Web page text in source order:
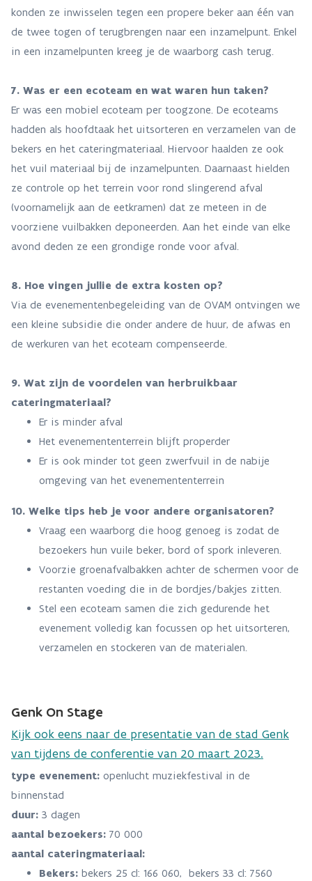
konden ze inwisselen tegen een propere beker aan één van
de twee togen of terugbrengen naar een inzamelpunt. Enkel
in een inzamelpunten kreeg je de waarborg cash terug.
7. Was er een ecoteam en wat waren hun taken?
Er was een mobiel ecoteam per toogzone. De ecoteams
hadden als hoofdtaak het uitsorteren en verzamelen van de
bekers en het cateringmateriaal. Hiervoor haalden ze ook
het vuil materiaal bij de inzamelpunten. Daarnaast hielden
ze controle op het terrein voor rond slingerend afval
(voornamelijk aan de eetkramen) dat ze meteen in de
voorziene vuilbakken deponeerden. Aan het einde van elke
avond deden ze een grondige ronde voor afval.
8. Hoe vingen jullie de extra kosten op?
Via de evenementenbegeleiding van de OVAM ontvingen we
een kleine subsidie die onder andere de huur, de afwas en
de werkuren van het ecoteam compenseerde.
9. Wat zijn de voordelen van herbruikbaar
cateringmateriaal?
Er is minder afval
Het evenemententerrein blijft properder
Er is ook minder tot geen zwerfvuil in de nabije
omgeving van het evenemententerrein
10. Welke tips heb je voor andere organisatoren?
Vraag een waarborg die hoog genoeg is zodat de
bezoekers hun vuile beker, bord of spork inleveren.
Voorzie groenafvalbakken achter de schermen voor de
restanten voeding die in de bordjes/bakjes zitten.
Stel een ecoteam samen die zich gedurende het
evenement volledig kan focussen op het uitsorteren,
verzamelen en stockeren van de materialen.
Genk On Stage
Kijk ook eens naar de presentatie van de stad Genk
van tijdens de conferentie van 20 maart 2023.
type evenement: openlucht muziekfestival in de
binnenstad
duur: 3 dagen
aantal bezoekers: 70 000
aantal cateringmateriaal:
Bekers: bekers 25 cl: 166 060, bekers 33 cl: 7560